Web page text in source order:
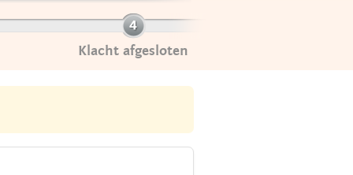
Klacht afgesloten